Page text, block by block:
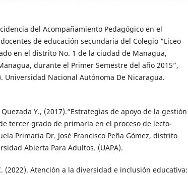
del Acompañamiento Pedagógico en el
de educación secundaria del Colegio “Liceo
en el distrito No. 1 de la ciudad de Managua,
durante el Primer Semestre del año 2015”,
Universidad Nacional Autónoma De Nicaragua.
Quezada Y., (2017).“Estrategias de apoyo de la gestión
tercer grado de primaria en el proceso de lecto-
Primaria Dr. José Francisco Peña Gómez, distrito
Abierta Para Adultos. (UAPA).
(2022). Atención a la diversidad e inclusión educativa: